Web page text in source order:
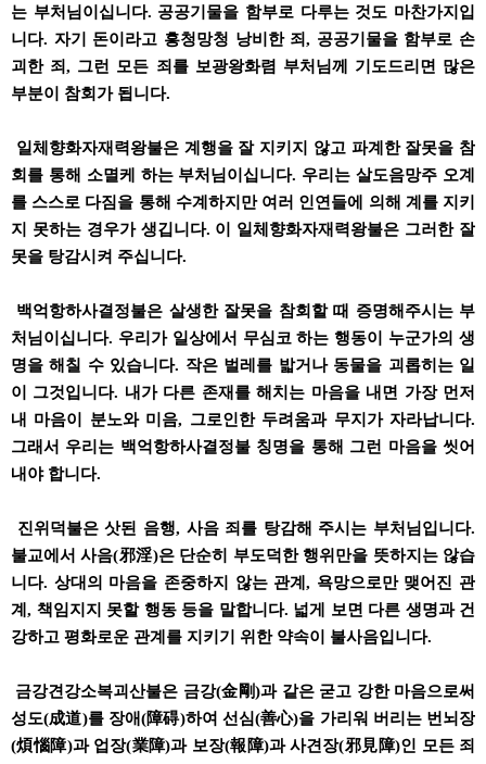
는 부처님이십니다. 공공기물을 함부로 다루는 것도 마찬가지입
니다. 자기 돈이라고 흥청망청 낭비한 죄, 공공기물을 함부로 손
괴한 죄, 그런 모든 죄를 보광왕화렴 부처님께 기도드리면 많은
부분이 참회가 됩니다.
일체향화자재력왕불은 계행을 잘 지키지 않고 파계한 잘못을 참
회를 통해 소멸케 하는 부처님이십니다. 우리는 살도음망주 오계
를 스스로 다짐을 통해 수계하지만 여러 인연들에 의해 계를 지키
지 못하는 경우가 생깁니다. 이 일체향화자재력왕불은 그러한 잘
못을 탕감시켜 주십니다.
백억항하사결정불은 살생한 잘못을 참회할 때 증명해주시는 부
처님이십니다. 우리가 일상에서 무심코 하는 행동이 누군가의 생
명을 해칠 수 있습니다. 작은 벌레를 밟거나 동물을 괴롭히는 일
이 그것입니다. 내가 다른 존재를 해치는 마음을 내면 가장 먼저
내 마음이 분노와 미음, 그로인한 두려움과 무지가 자라납니다.
그래서 우리는 백억항하사결정불 칭명을 통해 그런 마음을 씻어
내야 합니다.
진위덕불은 삿된 음행, 사음 죄를 탕감해 주시는 부처님입니다.
불교에서 사음(邪淫)은 단순히 부도덕한 행위만을 뜻하지는 않습
니다. 상대의 마음을 존중하지 않는 관계, 욕망으로만 맺어진 관
계, 책임지지 못할 행동 등을 말합니다. 넓게 보면 다른 생명과 건
강하고 평화로운 관계를 지키기 위한 약속이 불사음입니다.
금강견강소복괴산불은 금강(金剛)과 같은 굳고 강한 마음으로써
성도(成道)를 장애(障碍)하여 선심(善心)을 가리워 버리는 번뇌장
(煩惱障)과 업장(業障)과 보장(報障)과 사견장(邪見障)인 모든 죄